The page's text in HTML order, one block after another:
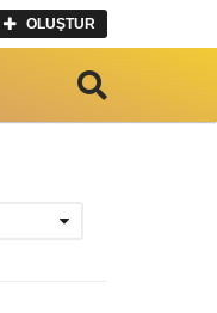
OLUŞTUR